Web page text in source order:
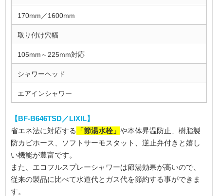
170mm／1600mm
取り付け穴幅
105mm～225mm対応
シャワーヘッド
エアインシャワー
【BF-B646TSD／LIXIL】
省エネ法に対応する 「節湯水栓」や本体昇温防止、樹脂製
防カビホース、ソフトサーモスタット、逆止弁付きと嬉し
い機能が豊富です。
また、エコフルスプレーシャワーは節湯効果が高いので、
従来の製品に比べて水道代とガス代を節約する事ができま
す。